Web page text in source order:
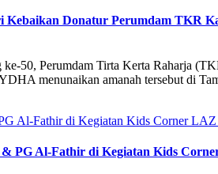
Donatur Perumdam TKR
50, Perumdam Tirta Kerta Raharja
menunaikan amanah tersebut di
PG Al-Fathir di Kegiatan Kids